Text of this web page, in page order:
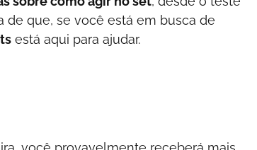
de que, se você está em busca de
está aqui para ajudar.